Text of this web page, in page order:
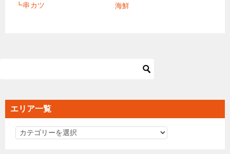
┗串カツ
海鮮
エリア一覧
エ